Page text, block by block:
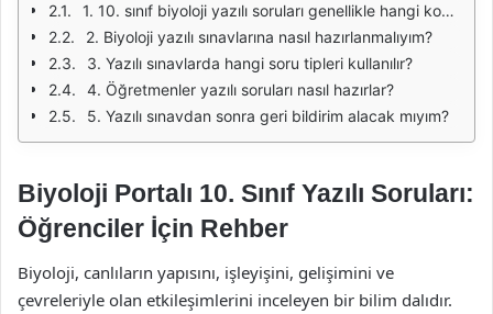
1. 10. sınıf biyoloji yazılı soruları genellikle hangi konuları kapsar?
2. Biyoloji yazılı sınavlarına nasıl hazırlanmalıyım?
3. Yazılı sınavlarda hangi soru tipleri kullanılır?
4. Öğretmenler yazılı soruları nasıl hazırlar?
5. Yazılı sınavdan sonra geri bildirim alacak mıyım?
Biyoloji Portalı 10. Sınıf Yazılı Soruları:
Öğrenciler İçin Rehber
Biyoloji, canlıların yapısını, işleyişini, gelişimini ve
çevreleriyle olan etkileşimlerini inceleyen bir bilim dalıdır.